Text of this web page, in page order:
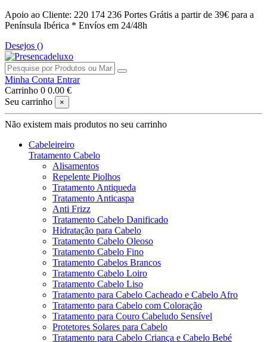
Apoio ao Cliente: 220 174 236 Portes Grátis a partir de 39€ para a
Península Ibérica * Envíos em 24/48h
Desejos ()
Minha Conta Entrar
Carrinho 0 0.00 €
Seu carrinho
×
Não existem mais produtos no seu carrinho
Cabeleireiro
Tratamento Cabelo
Alisamentos
Repelente Piolhos
Tratamento Antiqueda
Tratamento Anticaspa
Anti Frizz
Tratamento Cabelo Danificado
Hidratação para Cabelo
Tratamento Cabelo Oleoso
Tratamento Cabelo Fino
Tratamento Cabelos Brancos
Tratamento Cabelo Loiro
Tratamento Cabelo Liso
Tratamento para Cabelo Cacheado e Cabelo Afro
Tratamento para Cabelo com Coloração
Tratamento para Couro Cabeludo Sensível
Protetores Solares para Cabelo
Tratamento para Cabelo Criança e Cabelo Bebé